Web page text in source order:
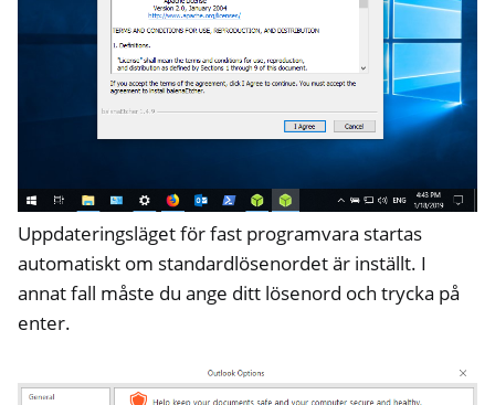
Uppdateringsläget för fast programvara startas
automatiskt om standardlösenordet är inställt. I
annat fall måste du ange ditt lösenord och trycka på
enter.